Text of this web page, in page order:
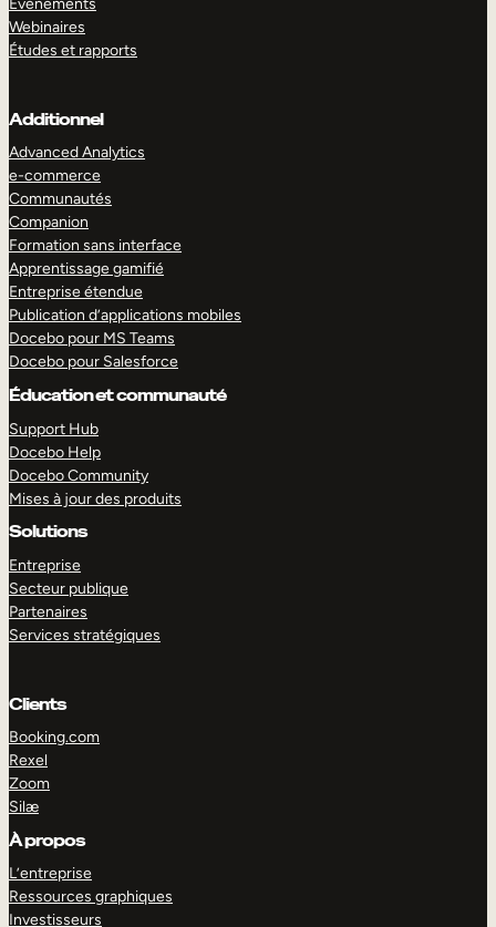
Événements
Webinaires
Études et rapports
Additionnel
Advanced Analytics
e-commerce
Communautés
Companion
Formation sans interface
Apprentissage gamifié
Entreprise étendue
Publication d’applications mobiles
Docebo pour MS Teams
Docebo pour Salesforce
Éducation et communauté
Support Hub
Docebo Help
Docebo Community
Mises à jour des produits
Solutions
Entreprise
Secteur publique
Partenaires
Services stratégiques
Clients
Booking.com
Rexel
Zoom
Silæ
À propos
L’entreprise
Ressources graphiques
Investisseurs